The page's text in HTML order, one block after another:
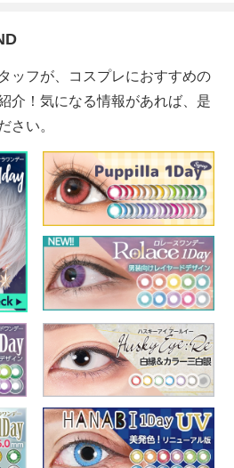
ッフが、コスプレにおすすめの
介！気になる情報があれば、是
さい。